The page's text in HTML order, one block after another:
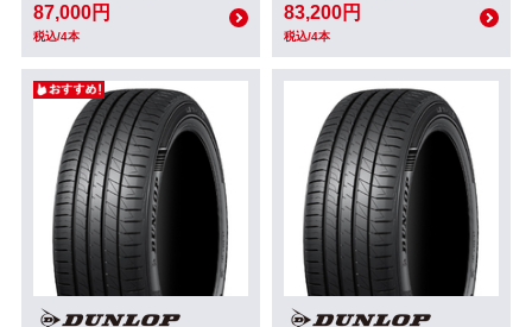
87,000円
税込/4本
83,200円
税込/4本